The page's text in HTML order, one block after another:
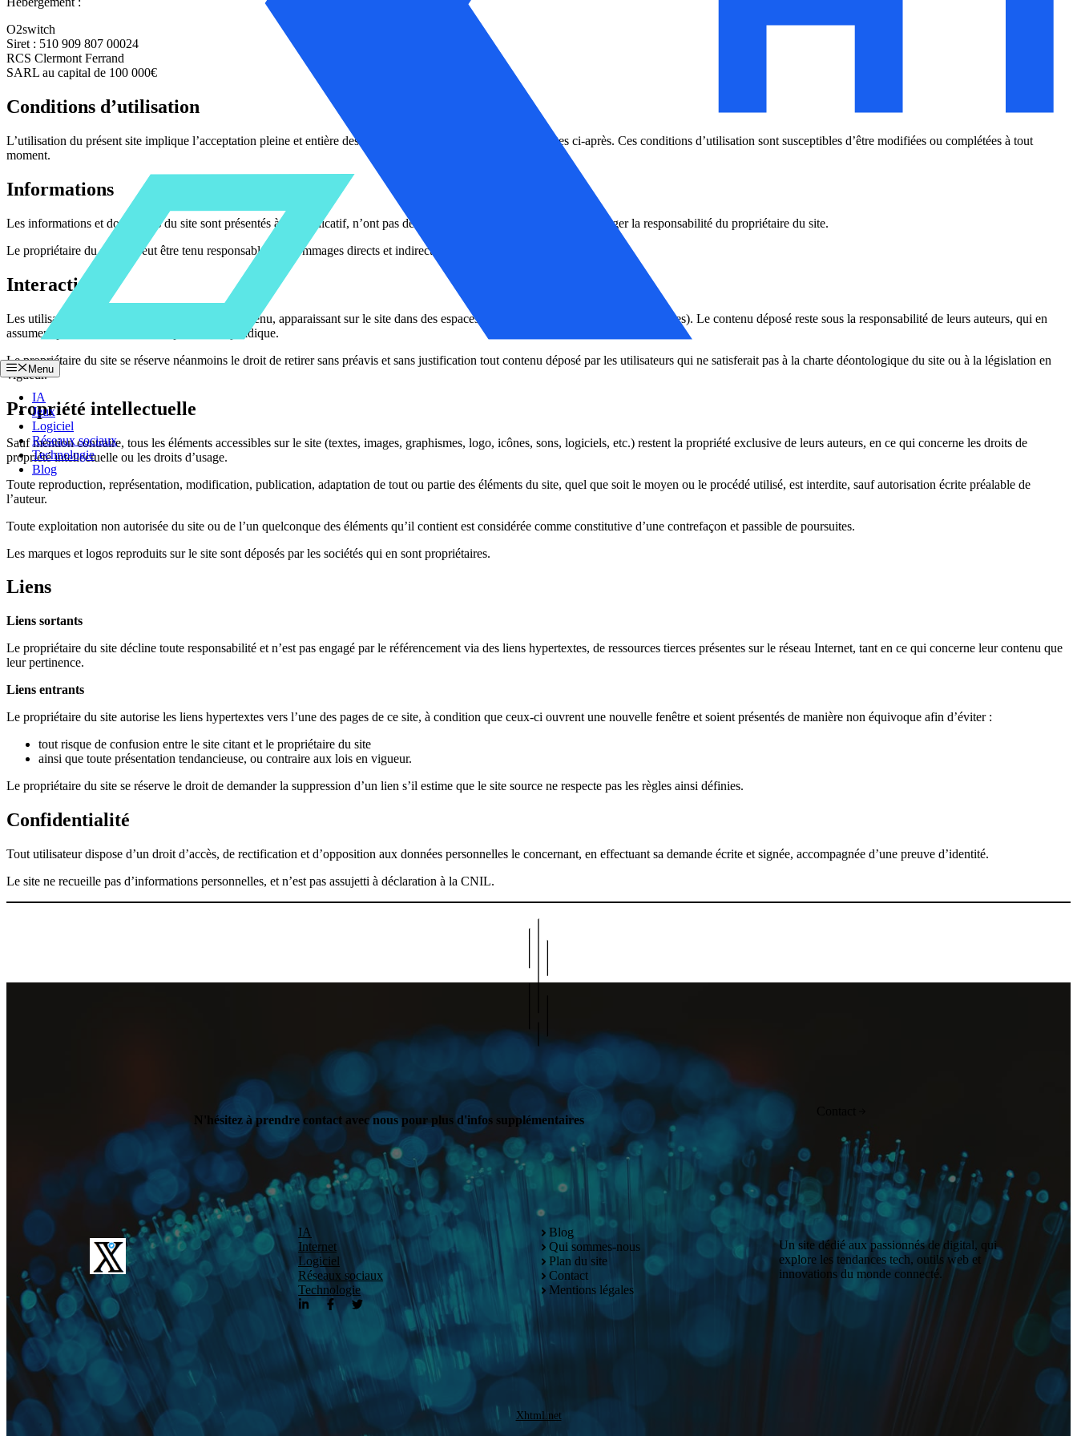
Menu
IA
Jeux
Logiciel
Réseaux sociaux
Technologie
Blog
O2switch
Siret : 510 909 807 00024
RCS Clermont Ferrand
SARL au capital de 100 000€
Conditions d’utilisation
L’utilisation du présent site implique l’acceptation pleine et entière des conditions générales d’utilisation décrites ci-après. Ces conditions d’utilisation sont susceptibles d’être modifiées ou complétées à tout
moment.
Informations
Les informations et documents du site sont présentés à titre indicatif, n’ont pas de caractère exhaustif, et ne peuvent engager la responsabilité du propriétaire du site.
Le propriétaire du site ne peut être tenu responsable des dommages directs et indirects consécutifs à l’accès au site.
Interactivité
Les utilisateurs du site peuvent y déposer du contenu, apparaissant sur le site dans des espaces dédiés (notamment via les commentaires). Le contenu déposé reste sous la responsabilité de leurs auteurs, qui en
assument pleinement l’entière responsabilité juridique.
Le propriétaire du site se réserve néanmoins le droit de retirer sans préavis et sans justification tout contenu déposé par les utilisateurs qui ne satisferait pas à la charte déontologique du site ou à la législation en
vigueur.
Propriété intellectuelle
Sauf mention contraire, tous les éléments accessibles sur le site (textes, images, graphismes, logo, icônes, sons, logiciels, etc.) restent la propriété exclusive de leurs auteurs, en ce qui concerne les droits de
propriété intellectuelle ou les droits d’usage.
Toute reproduction, représentation, modification, publication, adaptation de tout ou partie des éléments du site, quel que soit le moyen ou le procédé utilisé, est interdite, sauf autorisation écrite préalable de
l’auteur.
Toute exploitation non autorisée du site ou de l’un quelconque des éléments qu’il contient est considérée comme constitutive d’une contrefaçon et passible de poursuites.
Les marques et logos reproduits sur le site sont déposés par les sociétés qui en sont propriétaires.
Liens
Liens sortants
Le propriétaire du site décline toute responsabilité et n’est pas engagé par le référencement via des liens hypertextes, de ressources tierces présentes sur le réseau Internet, tant en ce qui concerne leur contenu que
leur pertinence.
Liens entrants
Le propriétaire du site autorise les liens hypertextes vers l’une des pages de ce site, à condition que ceux-ci ouvrent une nouvelle fenêtre et soient présentés de manière non équivoque afin d’éviter :
tout risque de confusion entre le site citant et le propriétaire du site
ainsi que toute présentation tendancieuse, ou contraire aux lois en vigueur.
Le propriétaire du site se réserve le droit de demander la suppression d’un lien s’il estime que le site source ne respecte pas les règles ainsi définies.
Confidentialité
Tout utilisateur dispose d’un droit d’accès, de rectification et d’opposition aux données personnelles le concernant, en effectuant sa demande écrite et signée, accompagnée d’une preuve d’identité.
Le site ne recueille pas d’informations personnelles, et n’est pas assujetti à déclaration à la CNIL.
N'hésitez à prendre contact avec nous pour plus d'infos supplémentaires
IA
Internet
Logiciel
Réseaux sociaux
Technologie
Blog
Qui sommes-nous
Plan du site
Contact
Mentions légales
Un site dédié aux passionnés de digital, qui
explore les tendances tech, outils web et
innovations du monde connecté.
Xhtml.net